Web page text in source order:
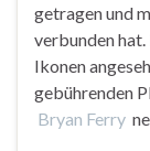
getragen und
verbunden
Ikonen
gebührenden
Bryan Ferry